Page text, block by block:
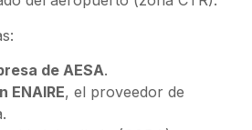
de AESA.
ENAIRE, el proveedor de